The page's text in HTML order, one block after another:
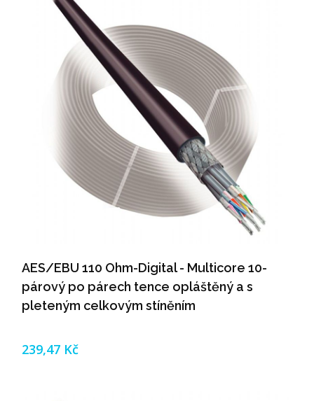
AES/EBU 110 Ohm-Digital - Multicore 10-
párový po párech tence opláštěný a s
pleteným celkovým stíněním
239,47 Kč